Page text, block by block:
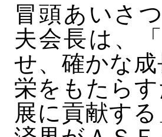
冒頭あいさ
夫会長は、
せ、確かな
栄をもたら
展に貢献す